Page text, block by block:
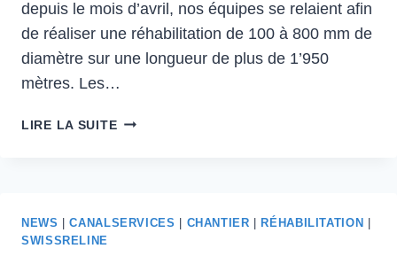
depuis le mois d’avril, nos équipes se relaient afin
de réaliser une réhabilitation de 100 à 800 mm de
diamètre sur une longueur de plus de 1’950
mètres. Les…
LIRE LA SUITE
NEWS |CANALSERVICES CHANTIER RÉHABILITATION
SWISSRELINE